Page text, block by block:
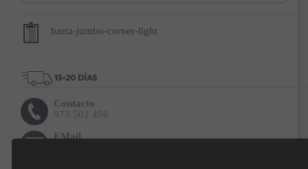
barra-jumbo-corner-light
Contacto
973 501 496
EMail